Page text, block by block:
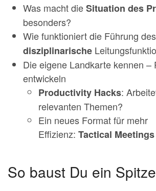
Was macht dieSituation des
besonders?
Wie funktioniert die Führung
disziplinarische
Die eigene Landkarte kennen –
entwickeln
Productivity Hacks:
relevanten Themen?
Ein neues Format für mehr
Effizienz: Tactical Meetings
So baust Du ein